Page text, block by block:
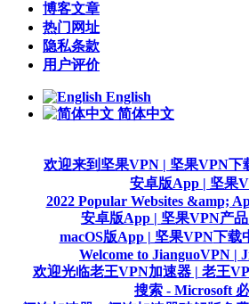
博客文章
热门网址
隐私条款
用户评价
English
简体中文
欢迎来到坚果VPN | 坚果VPN
安卓版App | 坚果
2022 Popular Websites &amp;
安卓版App | 坚果VPN产
macOS版App | 坚果VPN下载
Welcome to JianguoVPN |
欢迎光临老王VPN加速器 | 老王
搜索 - Microsoft